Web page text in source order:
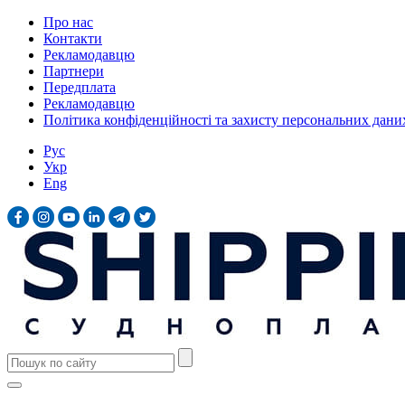
Про нас
Контакти
Рекламодавцю
Партнери
Передплата
Рекламодавцю
Політика конфіденційності та захисту персональних
Рус
Укр
Eng